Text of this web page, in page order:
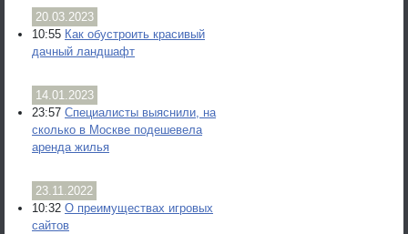
20.03.2023
10:55 Как обустроить красивый
дачный ландшафт
14.01.2023
23:57 Специалисты выяснили, на
сколько в Москве подешевела
аренда жилья
23.11.2022
10:32 О преимуществах игровых
сайтов